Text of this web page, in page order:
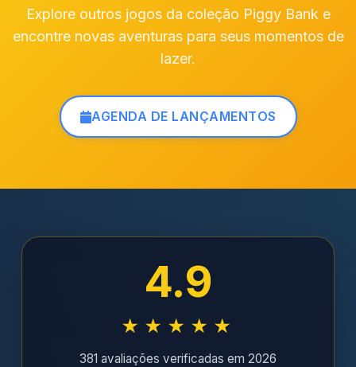
Explore outros jogos da coleção Piggy Bank e
encontre novas aventuras para seus momentos de
lazer.
AGENDA DE LANÇAMENTOS
4.9
★★★★★
381 avaliações verificadas em 2026